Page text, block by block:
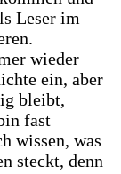
Leser im
wieder
ein, aber
bleibt,
fast
wissen, was
steckt, denn